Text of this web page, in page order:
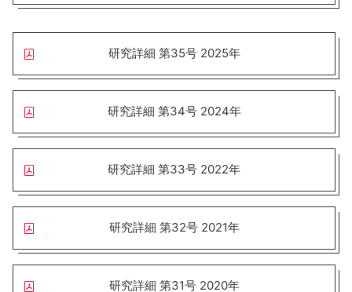
研究詳細 第35号 2025年
研究詳細 第34号 2024年
研究詳細 第33号 2022年
研究詳細 第32号 2021年
研究詳細 第31号 2020年